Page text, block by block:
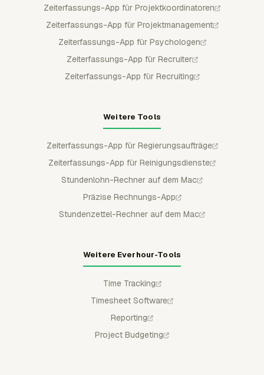
Zeiterfassungs-App für Projektkoordinatoren
Zeiterfassungs-App für Projektmanagement
Zeiterfassungs-App für Psychologen
Zeiterfassungs-App für Recruiter
Zeiterfassungs-App für Recruiting
Weitere Tools
Zeiterfassungs-App für Regierungsaufträge
Zeiterfassungs-App für Reinigungsdienste
Stundenlohn-Rechner auf dem Mac
Präzise Rechnungs-App
Stundenzettel-Rechner auf dem Mac
Weitere Everhour-Tools
Time Tracking
Timesheet Software
Reporting
Project Budgeting